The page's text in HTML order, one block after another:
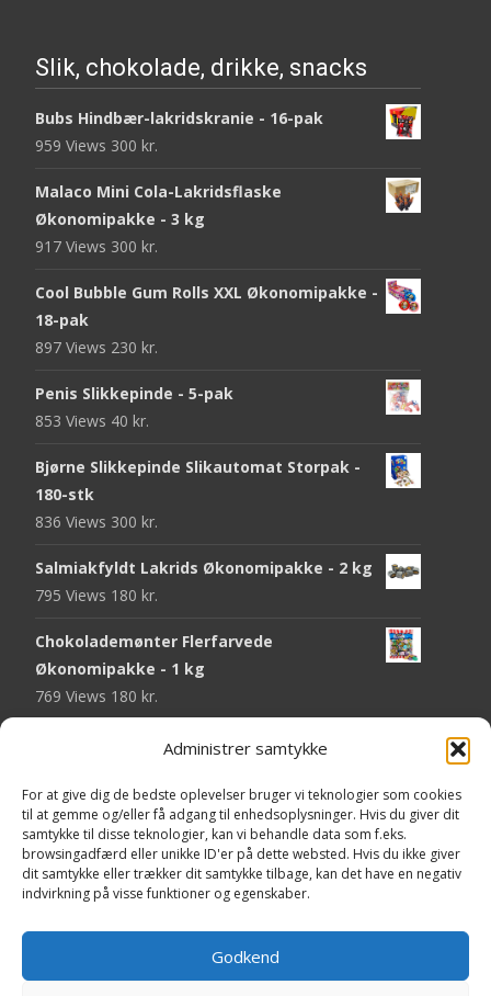
Administrer samtykke
For at give dig de bedste oplevelser bruger vi teknologier som cookies
til at gemme og/eller få adgang til enhedsoplysninger. Hvis du giver dit
samtykke til disse teknologier, kan vi behandle data som f.eks.
browsingadfærd eller unikke ID'er på dette websted. Hvis du ikke giver
dit samtykke eller trækker dit samtykke tilbage, kan det have en negativ
indvirkning på visse funktioner og egenskaber.
Godkend
Slik, chokolade, drikke, snacks
Bubs Hindbær-lakridskranie - 16-pak
959 Views 300 kr.
Malaco Mini Cola-Lakridsflaske
Økonomipakke - 3 kg
917 Views 300 kr.
Cool Bubble Gum Rolls XXL Økonomipakke -
18-pak
897 Views 230 kr.
Penis Slikkepinde - 5-pak
853 Views 40 kr.
Bjørne Slikkepinde Slikautomat Storpak -
180-stk
836 Views 300 kr.
Salmiakfyldt Lakrids Økonomipakke - 2 kg
795 Views 180 kr.
Chokolademønter Flerfarvede
Økonomipakke - 1 kg
769 Views 180 kr.
Malaco Stjerner Lakrids - 92 gram
Pringles Hot & Spicy - 165 gram
745 Views40 kr.
Fini Krudttønder Tyggegummi